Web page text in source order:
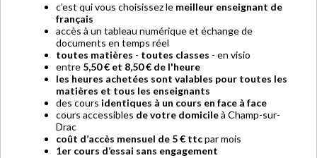
c’est qui vous choisissez le meilleur enseignant de
français
accès à un tableau numérique et échange de
documents en temps réel
toutes matières - toutes classes - en visio
entre 5,50 € et 8,50 € de l'heure
les heures achetées sont valables pour toutes les
matières et tous les enseignants
des cours identiques à un cours en face à face
cours accessibles de votre domicileà Champ-sur-
Drac
coût d’accès mensuel de 5 € ttcpar mois
1er cours d’essai sans engagement